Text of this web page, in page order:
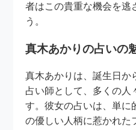
者はこの貴重な機会を逃
う。
真木あかりの占いの
真木あかりは、誕生日か
占い師として、多くの人
す。彼女の占いは、単に
の優しい人柄に惹かれた